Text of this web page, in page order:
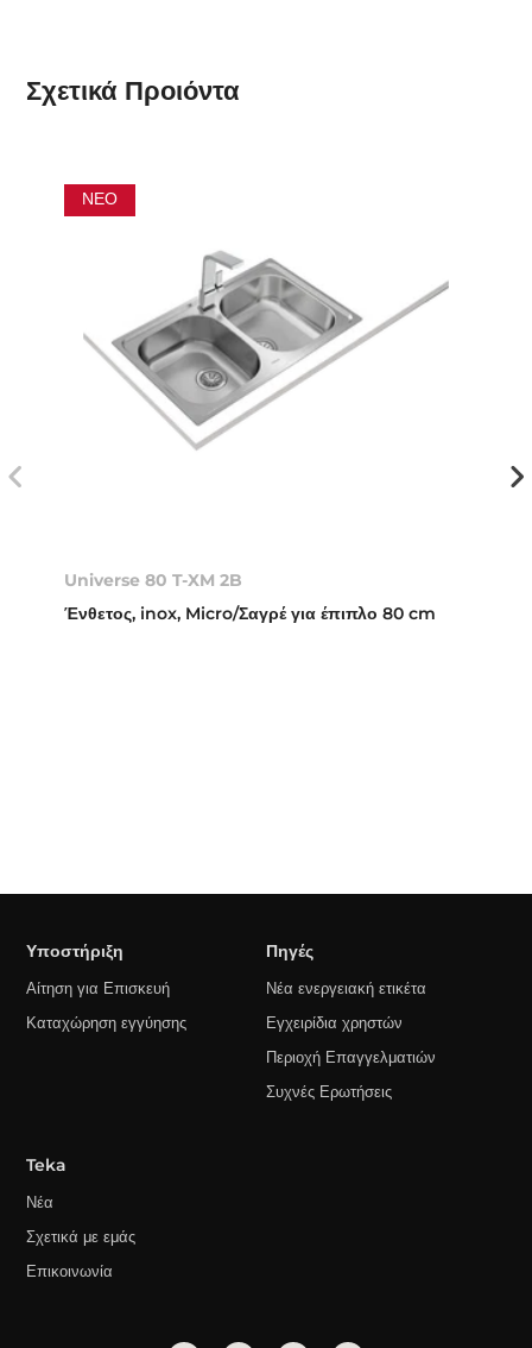
Σχετικά Προιόντα
ΝΈΟ
Universe 80 T-XM 2B
Ένθετος, inox, Micro/Σαγρέ για έπιπλο 80 cm
Υποστήριξη
Αίτηση για Επισκευή
Καταχώρηση εγγύησης
Πηγές
Νέα ενεργειακή ετικέτα
Εγχειρίδια χρηστών
Περιοχή Επαγγελματιών
Συχνές Ερωτήσεις
Teka
Νέα
Σχετικά με εμάς
Επικοινωνία